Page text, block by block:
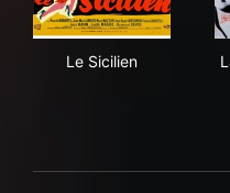
Le Sicilien